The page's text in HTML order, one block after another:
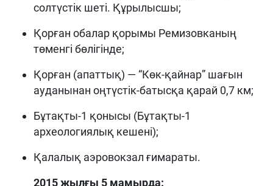
солтүстік шеті. Құрылысшы;
Қорған обалар қорымы Ремизовканың
төменгі бөлігінде;
Қорған (апаттық) — “Көк-қайнар” шағын
ауданынан оңтүстік-батысқа қарай 0,7 км;
Бұтақты-1 қонысы (Бұтақты-1
археологиялық кешені);
Қалалық аэровокзал ғимараты.
2015 жылғы 5 мамырда: